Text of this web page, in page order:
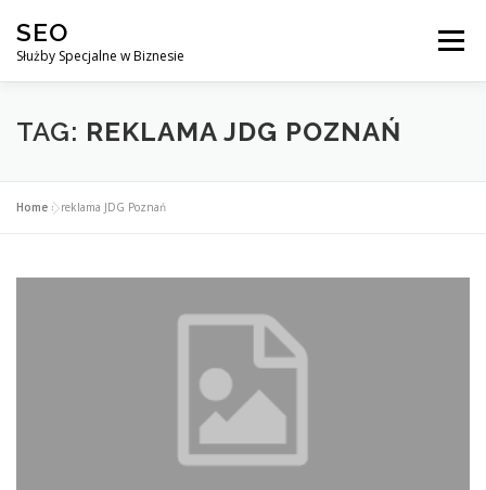
treści
SEO
Służby Specjalne w Biznesie
Menu
AGENCJA SEO CO ZYSKUJESZ ?
DLACZEGO WARTO?
TAG: REKLAMA JDG POZNAŃ
Home »reklama JDG Poznań